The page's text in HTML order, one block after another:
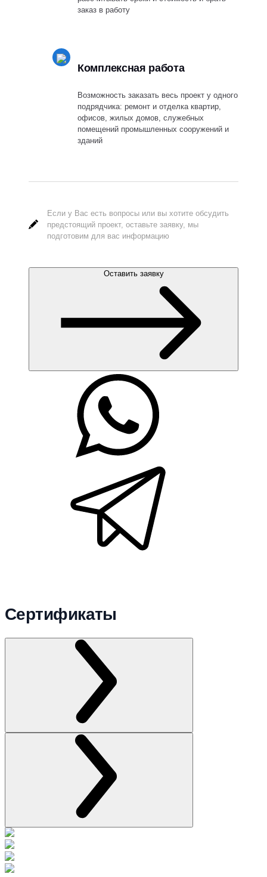
заказ в работу
Комплексная работа
Возможность заказать весь проект у одного
подрядчика: ремонт и отделка квартир,
офисов, жилых домов, служебных
помещений промышленных сооружений и
зданий
Если у Вас есть вопросы или вы хотите обсудить
предстоящий проект, оставьте заявку, мы
подготовим для вас информацию
Оставить заявку
Сертификаты